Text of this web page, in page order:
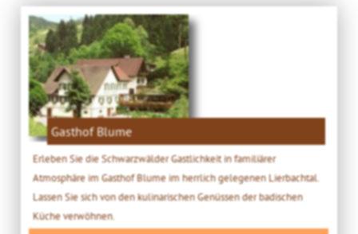
Gasthof Blume
Erleben Sie die Schwarzwälder Gastlichkeit in familiärer
Atmosphäre im Gasthof Blume im herrlich gelegenen Lierbachtal.
Lassen Sie sich von den kulinarischen Genüssen der badischen
Küche verwöhnen.